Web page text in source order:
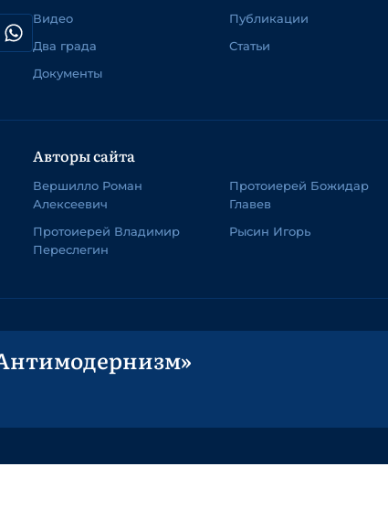
Видео
Два града
Документы
Публикации
Статьи
Авторы сайта
Вершилло Роман
Алексеевич
Протоиерей Владимир
Переслегин
Протоиерей Божидар
Главев
Рысин Игорь